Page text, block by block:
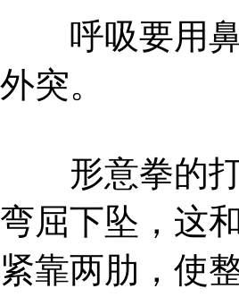
呼吸要用鼻
外突。
形意拳的打
弯屈下坠，这
紧靠两肋，使